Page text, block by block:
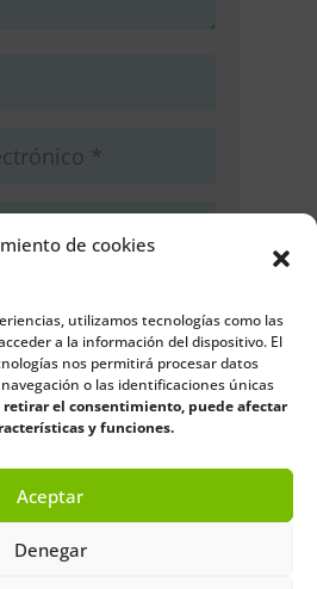
de cookies
utilizamos tecnologías como las
a la información del dispositivo. El
nos permitirá procesar datos
o las identificaciones únicas
retirar el consentimiento, puede afectar
y funciones.
Aceptar
Denegar
en este navegador
vez que comente.
comentario